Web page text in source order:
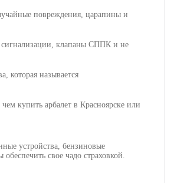
повреждения, царапины и
сигнализации, клапаны СППК и не
которая называется
купить арбалет в Красноярске или
устройства, бензиновые
свое чадо страховкой.